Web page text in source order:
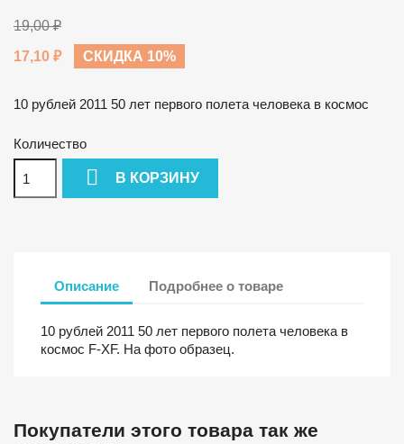
19,00 ₽
17,10 ₽
СКИДКА 10%
10 рублей 2011 50 лет первого полета человека в космос
Количество
 В КОРЗИНУ
Описание Подробнее о товаре
10 рублей 2011 50 лет первого полета человека в
космос F-XF. На фото образец.
Покупатели этого товара так же